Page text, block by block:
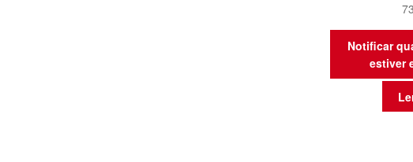
Notificar
estiver